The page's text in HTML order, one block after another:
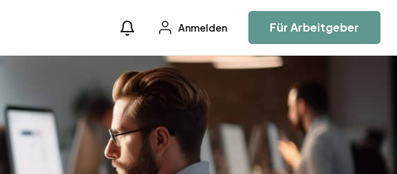
Anmelden Für Arbeitgeber